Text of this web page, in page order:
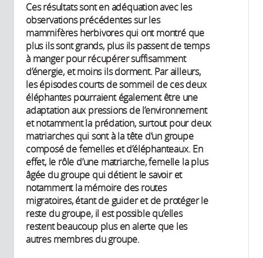
Ces résultats sont en adéquation avec les
observations précédentes sur les
mammifères herbivores qui ont montré que
plus ils sont grands, plus ils passent de temps
à manger pour récupérer suffisamment
d’énergie, et moins ils dorment. Par ailleurs,
les épisodes courts de sommeil de ces deux
éléphantes pourraient également être une
adaptation aux pressions de l’environnement
et notamment la prédation, surtout pour deux
matriarches qui sont à la tête d’un groupe
composé de femelles et d’éléphanteaux. En
effet, le rôle d’une matriarche, femelle la plus
âgée du groupe qui détient le savoir et
notamment la mémoire des routes
migratoires, étant de guider et de protéger le
reste du groupe, il est possible qu’elles
restent beaucoup plus en alerte que les
autres membres du groupe.